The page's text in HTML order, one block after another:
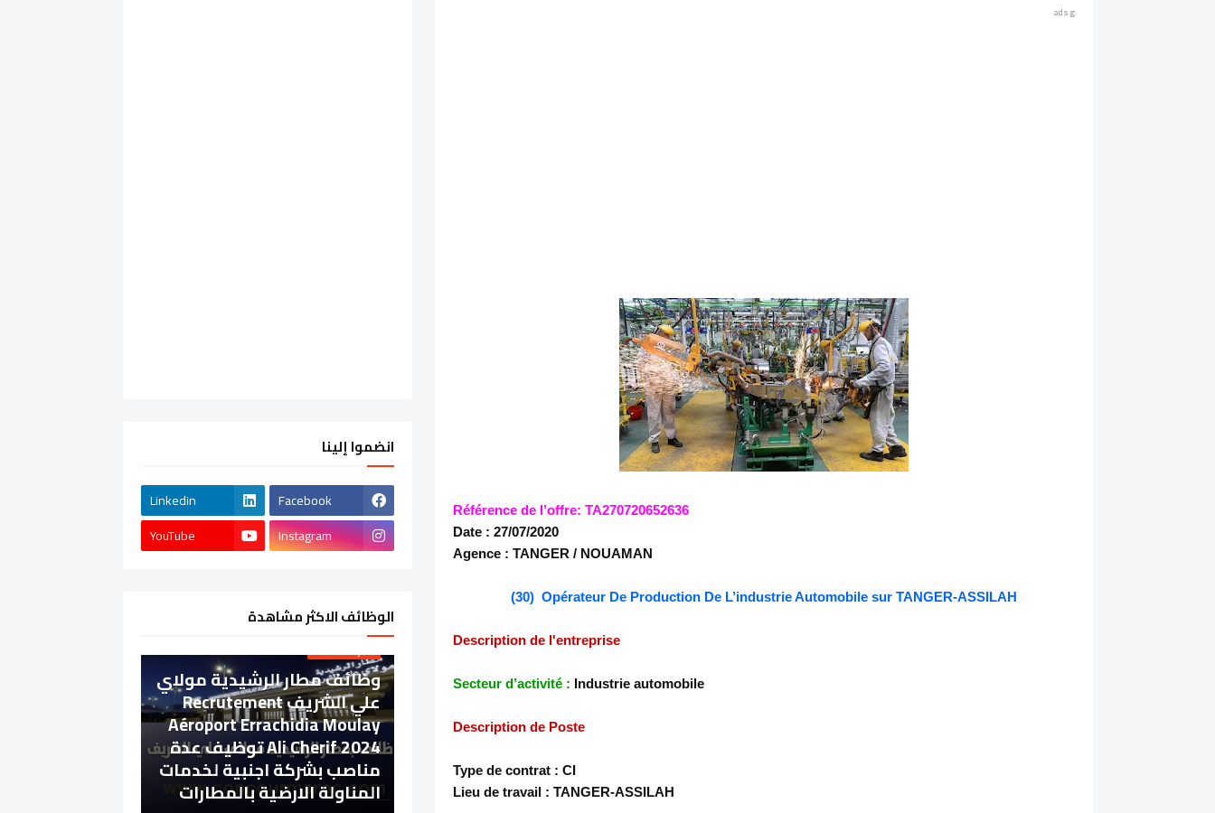
ads g
Référence de l’offre: TA270720652636
Date : 27/07/2020
Agence : TANGER / NOUAMAN
(30) Opérateur De Production De L’industrie Automobile sur TANGER-ASSILAH
Description de l'entreprise
Secteur d’activité : Industrie automobile
Description de Poste
Type de contrat : CI
Lieu de travail : TANGER-ASSILAH
انضموا إلينا
Facebook
Linkedin
Instagram
YouTube
الوظائف الاكثر مشاهدة
الشركات الخاصة
وظائف مطار الرشيدية مولاي
علي الشريف Recrutement
Aéroport Errachidia Moulay
Ali Cherif 2024 توظيف عدة
مناصب بشركة اجنبية لخدمات
المناولة الارضية بالمطارات